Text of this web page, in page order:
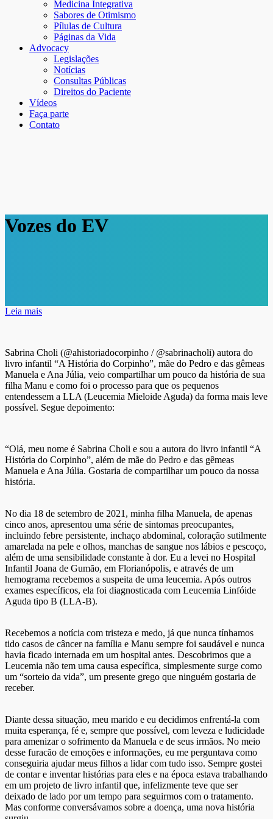
Medicina Integrativa
Sabores de Otimismo
Pílulas de Cultura
Páginas da Vida
Advocacy
Legislações
Notícias
Consultas Públicas
Direitos do Paciente
Vídeos
Faça parte
Contato
Vozes do EV
Leia mais
Sabrina Choli (@ahistoriadocorpinho / @sabrinacholi) autora do
livro infantil “A História do Corpinho”, mãe do Pedro e das gêmeas
Manuela e Ana Júlia, veio compartilhar um pouco da história de sua
filha Manu e como foi o processo para que os pequenos
entendessem a LLA (Leucemia Mieloide Aguda) da forma mais leve
possível. Segue depoimento:
“Olá, meu nome é Sabrina Choli e sou a autora do livro infantil “A
História do Corpinho”, além de mãe do Pedro e das gêmeas
Manuela e Ana Júlia. Gostaria de compartilhar um pouco da nossa
história.
No dia 18 de setembro de 2021, minha filha Manuela, de apenas
cinco anos, apresentou uma série de sintomas preocupantes,
incluindo febre persistente, inchaço abdominal, coloração sutilmente
amarelada na pele e olhos, manchas de sangue nos lábios e pescoço,
além de uma sensibilidade constante à dor. Eu a levei no Hospital
Infantil Joana de Gumão, em Florianópolis, e através de um
hemograma recebemos a suspeita de uma leucemia. Após outros
exames específicos, ela foi diagnosticada com Leucemia Linfóide
Aguda tipo B (LLA-B).
Recebemos a notícia com tristeza e medo, já que nunca tínhamos
tido casos de câncer na família e Manu sempre foi saudável e nunca
havia ficado internada em um hospital antes. Descobrimos que a
Leucemia não tem uma causa específica, simplesmente surge como
um “sorteio da vida”, um presente grego que ninguém gostaria de
receber.
Diante dessa situação, meu marido e eu decidimos enfrentá-la com
muita esperança, fé e, sempre que possível, com leveza e ludicidade
para amenizar o sofrimento da Manuela e de seus irmãos. No meio
desse furacão de emoções e informações, eu me perguntava como
conseguiria ajudar meus filhos a lidar com tudo isso. Sempre gostei
de contar e inventar histórias para eles e na época estava trabalhando
em um projeto de livro infantil que, infelizmente teve que ser
deixado de lado por um tempo para seguirmos com o tratamento.
Mas conforme conversávamos sobre a doença, uma nova história